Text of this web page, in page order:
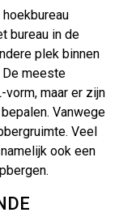
bureau in de
plek binnen
meeste
maar er zijn
Vanwege
Veel
ook een